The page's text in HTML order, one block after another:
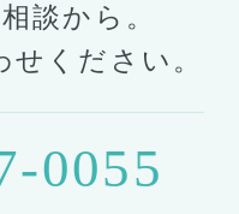
談から。
ください。
0055